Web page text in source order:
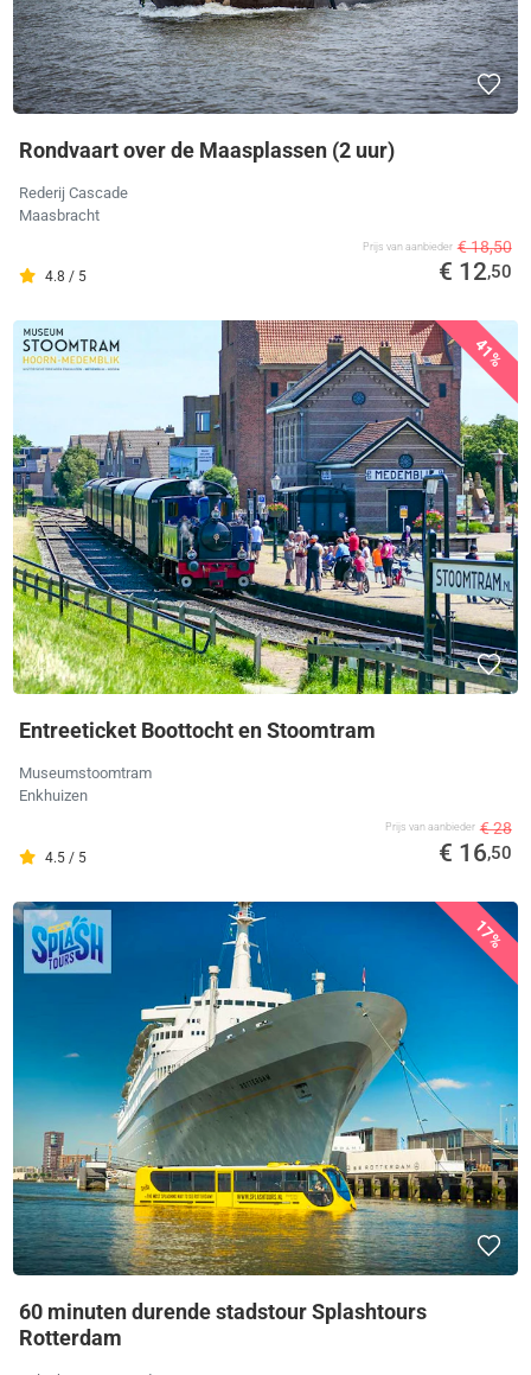
Rondvaart over de Maasplassen (2 uur)
Rederij Cascade
Maasbracht
4.8 / 5
Prijs van aanbieder € 18,50
€ 12,50
41%
Entreeticket Boottocht en Stoomtram
Museumstoomtram
Enkhuizen
4.5 / 5
Prijs van aanbieder € 28
€ 16,50
17%
60 minuten durende stadstour Splashtours
Rotterdam